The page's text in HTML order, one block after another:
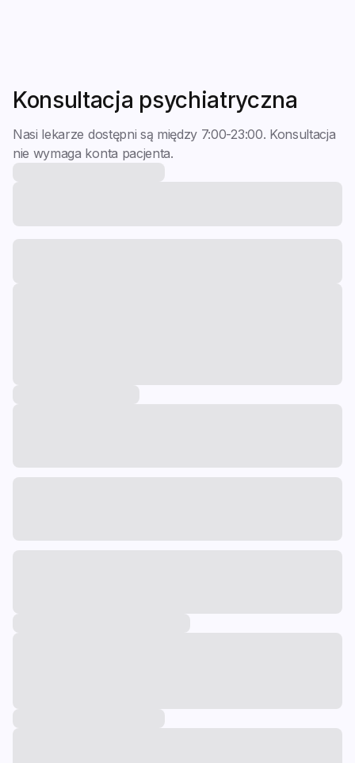
Konsultacja psychiatryczna
Nasi lekarze dostępni są między 7:00-23:00. Konsultacja
nie wymaga konta pacjenta.